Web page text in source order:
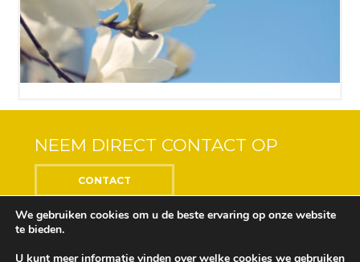
NEEM DIRECT CONTACT OP
CONTACT
We gebruiken cookies om u de beste ervaring op onze website
te bieden.
U kunt meer informatie vinden over welke cookies we gebruiken